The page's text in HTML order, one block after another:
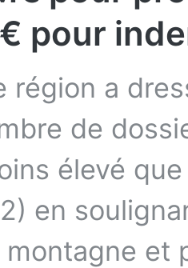
pour
région a
de
élevé
en
et